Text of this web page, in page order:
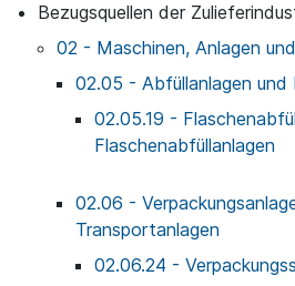
Bezugsquellen der
02 - Maschinen, Anlagen
02.05 - Abfüllanlagen und
02.05.19 -
Flaschenabfüllanlagen
02.06 -
Transportanlagen
02.06.24 -